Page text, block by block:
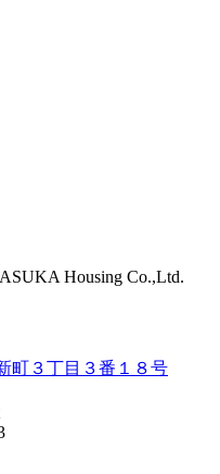
Housing Co.,Ltd.
町３丁目３番１８号